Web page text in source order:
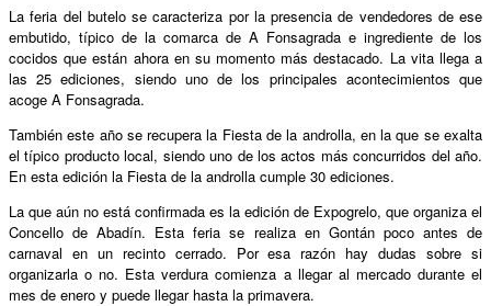
La feria del butelo se caracteriza por la presencia de vendedores de ese
embutido, típico de la comarca de A Fonsagrada e ingrediente de los
cocidos que están ahora en su momento más destacado. La vita llega a
las 25 ediciones, siendo uno de los principales acontecimientos que
acoge A Fonsagrada.
También este año se recupera la Fiesta de la androlla, en la que se exalta
el típico producto local, siendo uno de los actos más concurridos del año.
En esta edición la Fiesta de la androlla cumple 30 ediciones.
La que aún no está confirmada es la edición de Expogrelo, que organiza el
Concello de Abadín. Esta feria se realiza en Gontán poco antes de
carnaval en un recinto cerrado. Por esa razón hay dudas sobre si
organizarla o no. Esta verdura comienza a llegar al mercado durante el
mes de enero y puede llegar hasta la primavera.